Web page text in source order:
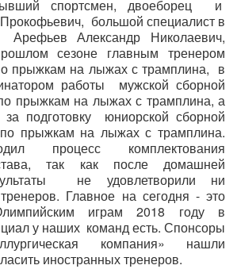
спортсмен, двоеборец
и
большой специалист в
Арефьев Александр Николаевич,
сезоне главным тренером
прыжкам на лыжах с трамплина, в
работы
мужской сборной
прыжкам на лыжах с трамплина, а
подготовку
юниорской сборной
прыжкам на лыжах с трамплина.
процесс комплектования
так как после домашней
не удовлетворили ни
Главное на сегодня - это
играм 2018 году в
у наших команд есть. Спонсоры
компания» нашли
иностранных тренеров.